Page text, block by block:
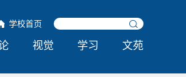
学校首页
视觉 学习 文苑